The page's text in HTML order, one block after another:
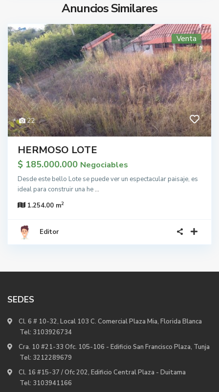
Anuncios Similares
22
Venta
HERMOSO LOTE
$ 185.000.000 Negociables
Desde este bello Lote se puede ver un espectacular paisaje, es
ideal para construir una he...
1.254.00 m2
Editor
SEDES
Cl. 6 # 10-32, Local 103 C. Comercial Plaza Mia, Florida Blanca
Tel: 3103926734
Cra. 10 #21-33 Ofc. 105-106 - Edificio San Francisco Plaza, Tunja
Tel: 3212289679
Cl. 16 #15-37 / Ofc 202, Edificio Central Plaza - Duitama
Tel: 3103941166